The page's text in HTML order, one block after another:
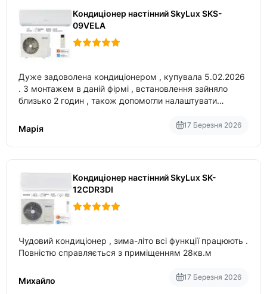
Кондиціонер настінний SkyLux SKS-
09VELA
Дуже задоволена кондиціонером , купувала 5.02.2026
. З монтажем в даній фірмі , встановлення зайняло
близько 2 годин , також допомогли налаштувати
Марія
17 Березня 2026
Кондиціонер настінний SkyLux SK-
12CDR3DI
Чудовий кондиціонер , зима-літо всі функції працюють .
Повністю справляється з приміщенням 28кв.м
Михайло 17 Березня 2026